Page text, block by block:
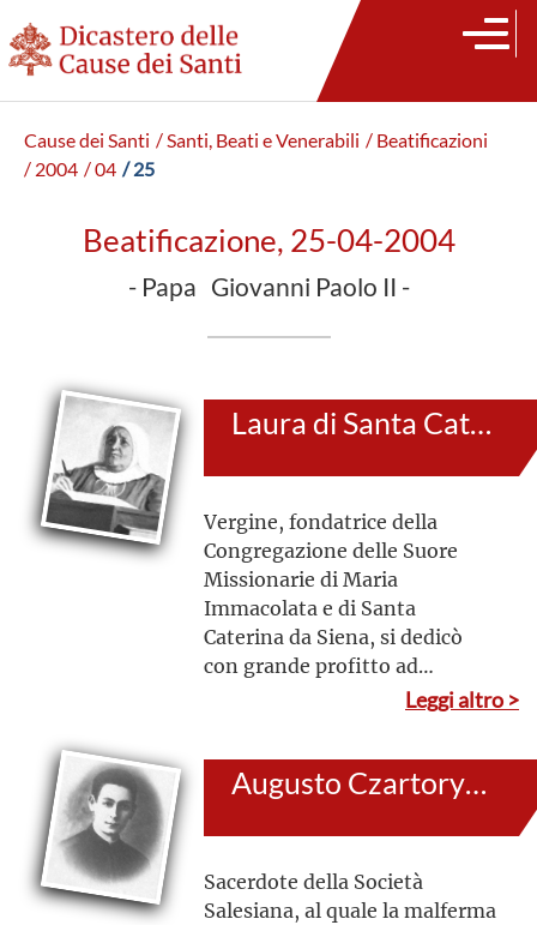
Cause dei Santi / Santi, Beati e Venerabili / Beatificazioni
/ 2004 / 04 / 25
Beatificazione, 25-04-2004
- Papa Giovanni Paolo II -
Laura di Santa Caterina da Siena
Vergine, fondatrice della
Congregazione delle Suore
Missionarie di Maria
Immacolata e di Santa
Caterina da Siena, si dedicò
con grande profitto ad
annunciare il Vangelo tra leLeggi altro >
Augusto Czartoryski
Sacerdote della Società
Salesiana, al quale la malferma